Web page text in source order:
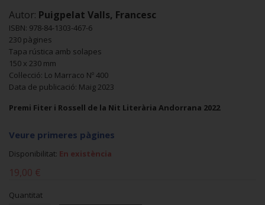
Autor: Puigpelat Valls, Francesc
ISBN: 978-84-1303-467-6
230 pàgines
Tapa rústica amb solapes
150 x 230 mm
Col·lecció: Lo Marraco Nº 400
Data de publicació: Maig 2023
Premi Fiter i Rossell de la Nit Literària Andorrana 2022
Veure primeres pàgines
Disponibilitat: En existència
19,00 €
Quantitat